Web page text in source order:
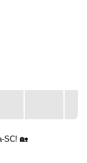
SC! 🏡